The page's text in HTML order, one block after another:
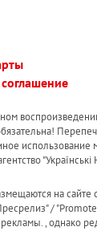
использование
на сайте
/
, однако